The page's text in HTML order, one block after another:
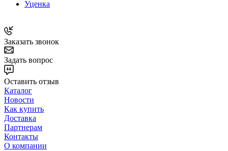
Уценка
Заказать звонок
Задать вопрос
Оставить отзыв
Каталог
Новости
Как купить
Доставка
Партнерам
Контакты
О компании